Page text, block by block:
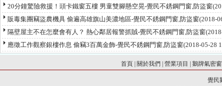
20分鐘驚險救援！頭卡鐵窗五樓 男童雙腳懸空晃-覺民不銹鋼門窗,防盜窗
販毒集團竊盜農機具 偷遍高雄旗山美濃地區-覺民不銹鋼門窗,防盜窗(2018-
隔壁屋主不在怎麼會有人？ 熱心鄰居報警抓賊-覺民不銹鋼門窗,防盜窗
應徵工作觀察銀樓作息 偷竊3百萬金飾-覺民不銹鋼門窗,防盜窗(2018-05-28
首頁 關於我們 |營業項目 |鵝牌氣密窗
覺民